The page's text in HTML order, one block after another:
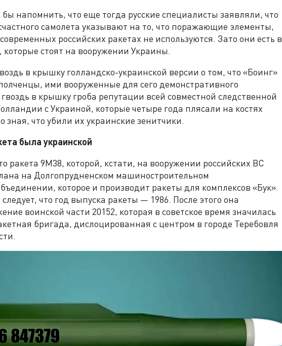
напомнить, что еще тогда русские специалисты заявляли, что
самолета указывают на то, что поражающие элементы,
российских ракетах не используются. Зато они есть в
которые стоят на вооружении Украины.
в крышку голландско-украинской версии о том, что «Боинг»
ими вооруженные для сего демонстративного
в крышку гроба репутации всей совместной следственной
с Украиной, которые четыре года плясали на костях
зная, что убили их украинские зенитчики.
была украинской
ракета 9М38, которой, кстати, на вооружении российских ВС
на Долгопрудненском машиностроительном
которое и производит ракеты для комплексов «Бук».
что год выпуска ракеты — 1986. После этого она
воинской части 20152, которая в советское время значилась
бригада, дислоцированная с центром в городе Теребовля